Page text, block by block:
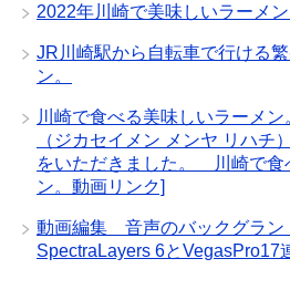
2022年川崎で美味しいラーメン
JR川崎駅から自転車で行ける
ン。
川崎で食べる美味しいラーメ
（ジカセイメン メンヤ リハチ
をいただきました。 川崎で食
ン。動画リンク]
動画編集 音声のバックグラン
SpectraLayers 6とVegasPro17